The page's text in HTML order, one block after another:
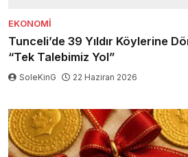
EKONOMI
Tunceli’de 39 Yıldır Köylerine
“Tek Talebimiz Yol”
SoleKinG 22 Haziran 2026